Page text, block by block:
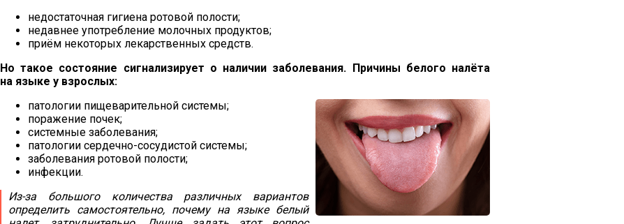
недостаточная гигиена ротовой полости;
недавнее употребление молочных продуктов;
приём некоторых лекарственных средств.
Но такое состояние сигнализирует о наличии заболевания. Причины белого налёта
на языке у взрослых:
патологии пищеварительной системы;
поражение почек;
системные заболевания;
патологии сердечно-сосудистой системы;
заболевания ротовой полости;
инфекции.
Из-за большого количества различных вариантов
определить самостоятельно, почему на языке белый